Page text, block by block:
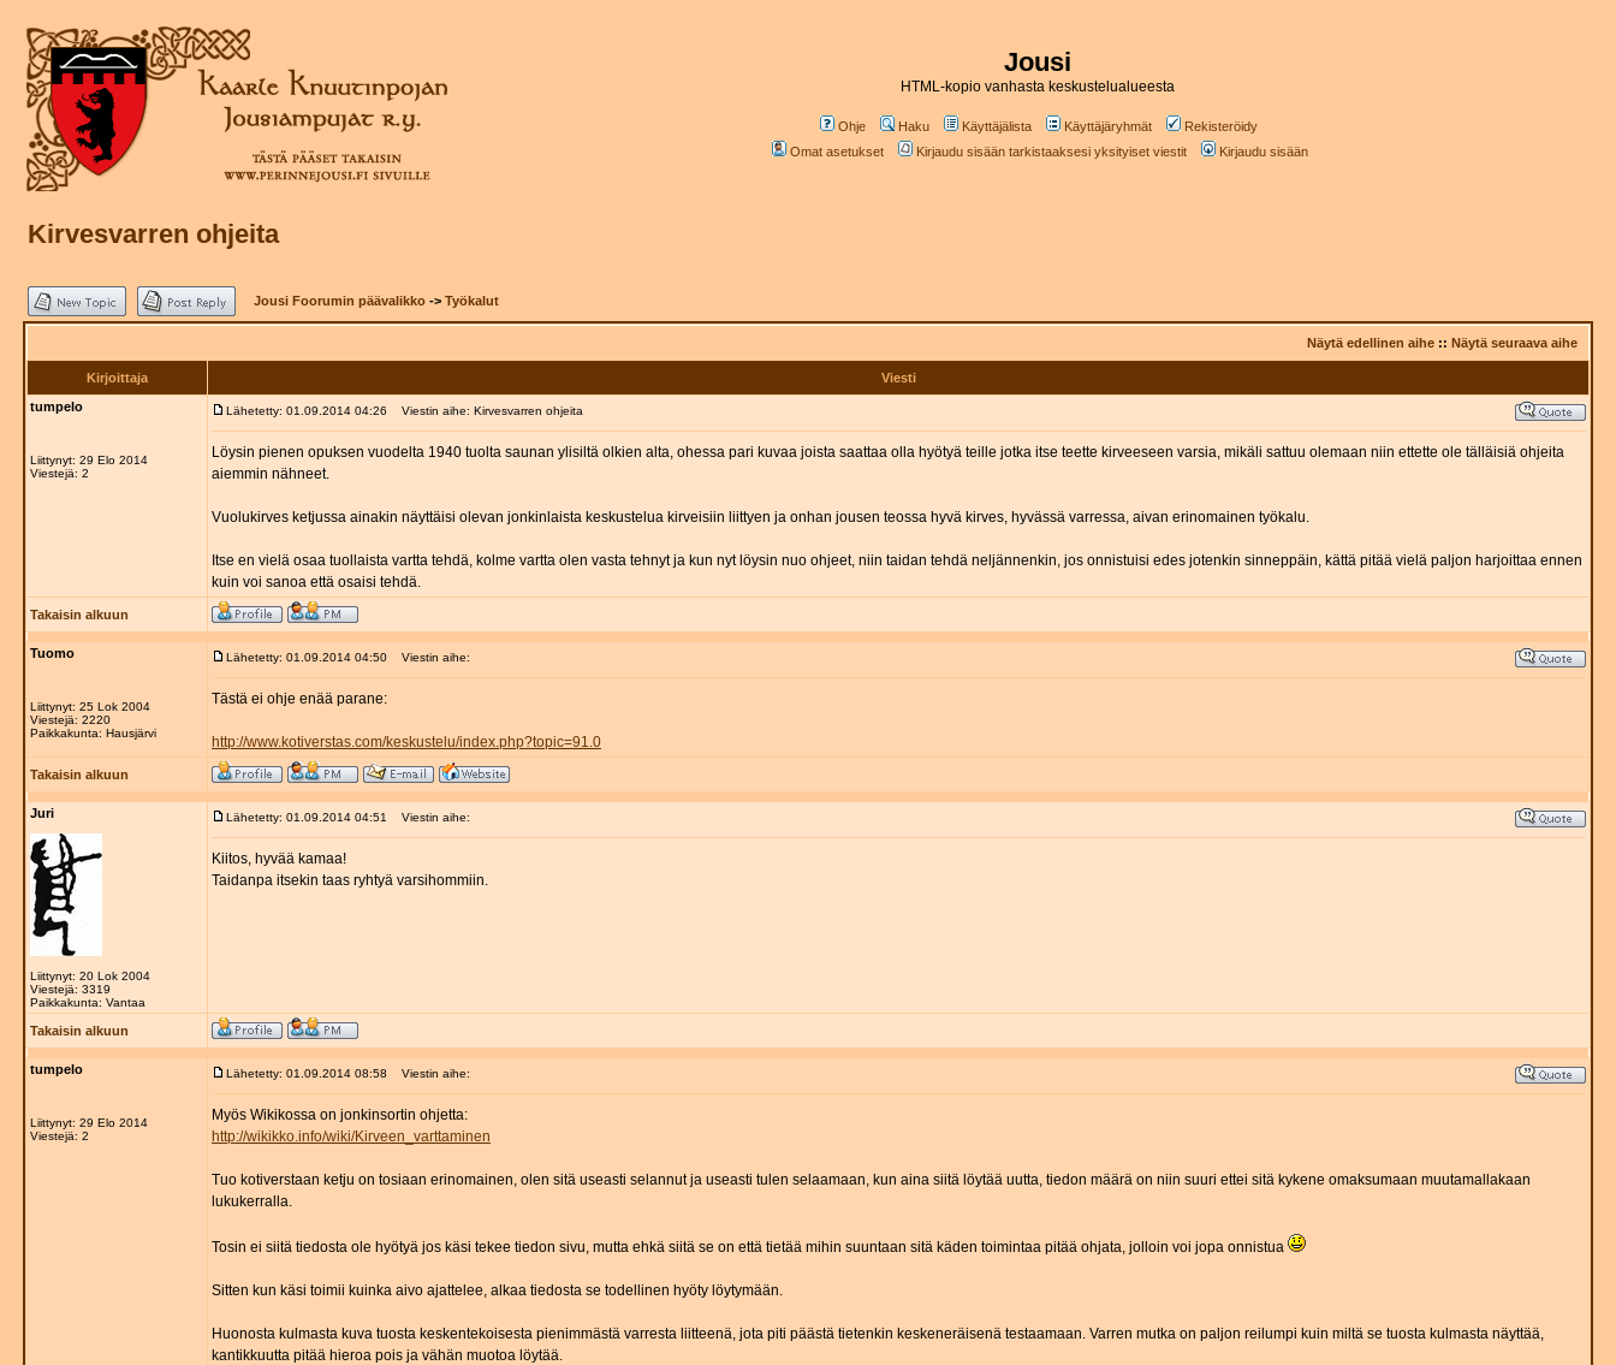
Jousi
HTML-kopio vanhasta keskustelualueesta
Ohje Haku Käyttäjälista Käyttäjäryhmät
Rekisteröidy
Omat asetukset
Kirjaudu sisään tarkistaaksesi yksityiset viestit Kirjaudu sisään
Kirvesvarren ohjeita
Jousi Foorumin päävalikko -> Työkalut
Näytä edellinen aihe :: Näytä seuraava aihe
Kirjoittaja
Viesti
tumpelo
Liittynyt: 29 Elo 2014
Viestejä: 2
Lähetetty: 01.09.2014 04:26 Viestin aihe: Kirvesvarren ohjeita
Löysin pienen opuksen vuodelta 1940 tuolta saunan ylisiltä olkien alta, ohessa pari kuvaa joista saattaa olla hyötyä teille jotka itse teette kirveeseen varsia, mikäli sattuu olemaan niin ettette ole tälläisiä ohjeita
aiemmin nähneet.
Vuolukirves ketjussa ainakin näyttäisi olevan jonkinlaista keskustelua kirveisiin liittyen ja onhan jousen teossa hyvä kirves, hyvässä varressa, aivan erinomainen työkalu.
Itse en vielä osaa tuollaista vartta tehdä, kolme vartta olen vasta tehnyt ja kun nyt löysin nuo ohjeet, niin taidan tehdä neljännenkin, jos onnistuisi edes jotenkin sinneppäin, kättä pitää vielä paljon harjoittaa ennen
kuin voi sanoa että osaisi tehdä.
Takaisin alkuun
Tuomo
Liittynyt: 25 Lok 2004
Viestejä: 2220
Paikkakunta: Hausjärvi
Lähetetty: 01.09.2014 04:50 Viestin aihe:
Tästä ei ohje enää parane:
http://www.kotiverstas.com/keskustelu/index.php?topic=91.0
Takaisin alkuun
Juri
Liittynyt: 20 Lok 2004
Viestejä: 3319
Paikkakunta: Vantaa
Lähetetty: 01.09.2014 04:51 Viestin aihe:
Kiitos, hyvää kamaa!
Taidanpa itsekin taas ryhtyä varsihommiin.
Takaisin alkuun
tumpelo
Liittynyt: 29 Elo 2014
Viestejä: 2
Lähetetty: 01.09.2014 08:58 Viestin aihe:
Myös Wikikossa on jonkinsortin ohjetta:
http://wikikko.info/wiki/Kirveen_varttaminen
Tuo kotiverstaan ketju on tosiaan erinomainen, olen sitä useasti selannut ja useasti tulen selaamaan, kun aina siitä löytää uutta, tiedon määrä on niin suuri ettei sitä kykene omaksumaan muutamallakaan
lukukerralla.
Tosin ei siitä tiedosta ole hyötyä jos käsi tekee tiedon sivu, mutta ehkä siitä se on että tietää mihin suuntaan sitä käden toimintaa pitää ohjata, jolloin voi jopa onnistua
Sitten kun käsi toimii kuinka aivo ajattelee, alkaa tiedosta se todellinen hyöty löytymään.
Huonosta kulmasta kuva tuosta keskentekoisesta pienimmästä varresta liitteenä, jota piti päästä tietenkin keskeneräisenä testaamaan. Varren mutka on paljon reilumpi kuin miltä se tuosta kulmasta näyttää,
kantikkuutta pitää hieroa pois ja vähän muotoa löytää.